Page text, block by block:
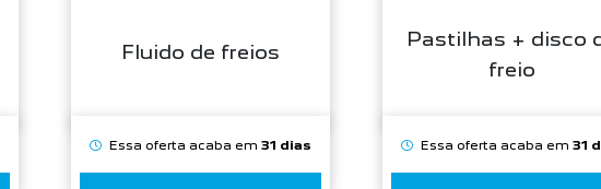
Fluido de freios
Essa oferta acaba em 31 dias
Pastilhas + disco
freio
Essa oferta acaba em 31